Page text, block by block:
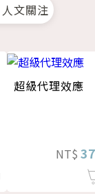
人文關注
超級代理效應
NT$